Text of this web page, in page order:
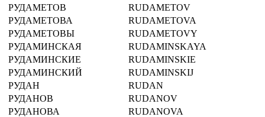
РУДАМЕТОВ
RUDAMETOV
РУДАМЕТОВА
RUDAMETOVA
РУДАМЕТОВЫ
RUDAMETOVY
РУДАМИНСКАЯ
RUDAMINSKAYA
РУДАМИНСКИЕ
RUDAMINSKIE
РУДАМИНСКИЙ
RUDAMINSKIJ
РУДАН
RUDAN
РУДАНОВ
RUDANOV
РУДАНОВА
RUDANOVA